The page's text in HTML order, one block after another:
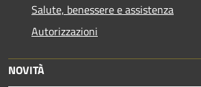
Salute, benessere e assistenza
Autorizzazioni
NOVITÀ